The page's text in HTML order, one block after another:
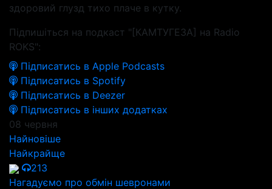
здоровий глузд тихо плаче в кутку.
Підпишіться на подкаст "[КАМТУГЕЗА] на Radio
ROKS":
Підписатись в Apple Podcasts
Підписатись в Spotify
Підписатись в Deezer
Підписатись в інших додатках
08 червня
Найновіше
Найкрайще
213
Нагадуємо про обмін шевронами